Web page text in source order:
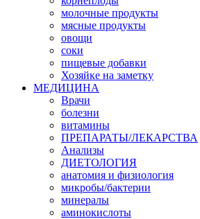
молочные продукты
мясные продукты
овощи
соки
пищевые добавки
Хозяйке на заметку
МЕДИЦИНА
Врачи
болезни
витамины
ПРЕПАРАТЫ/ЛЕКАРСТВА
Анализы
ДИЕТОЛОГИЯ
анатомия и физиология
микробы/бактерии
минералы
аминокислоты